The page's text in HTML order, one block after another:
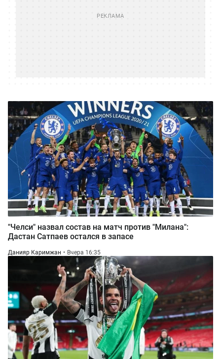
"Челси" назвал состав на матч против "Милана":
Дастан Сатпаев остался в запасе
Данияр Каримжан Вчера 16:35